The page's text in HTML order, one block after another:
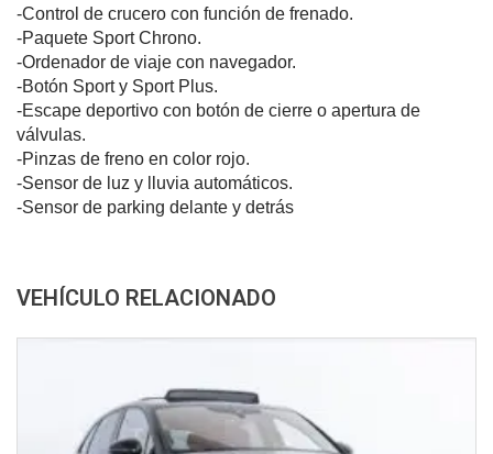
-Control de crucero con función de frenado.
-Paquete Sport Chrono.
-Ordenador de viaje con navegador.
-Botón Sport y Sport Plus.
-Escape deportivo con botón de cierre o apertura de
válvulas.
-Pinzas de freno en color rojo.
-Sensor de luz y lluvia automáticos.
-Sensor de parking delante y detrás
VEHÍCULO RELACIONADO